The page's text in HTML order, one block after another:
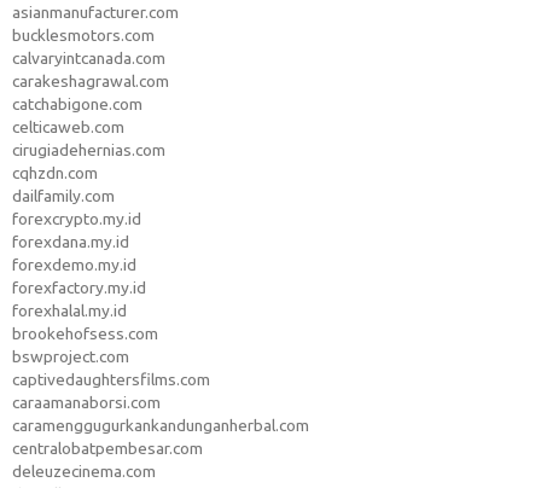
asianmanufacturer.com
bucklesmotors.com
calvaryintcanada.com
carakeshagrawal.com
catchabigone.com
celticaweb.com
cirugiadehernias.com
cqhzdn.com
dailfamily.com
forexcrypto.my.id
forexdana.my.id
forexdemo.my.id
forexfactory.my.id
forexhalal.my.id
brookehofsess.com
bswproject.com
captivedaughtersfilms.com
caraamanaborsi.com
caramenggugurkankandunganherbal.com
centralobatpembesar.com
deleuzecinema.com